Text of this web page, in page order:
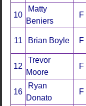
10
Matty
Beniers
F
11 Brian Boyle F
12
Trevor
Moore
F
16
Ryan
Donato
F